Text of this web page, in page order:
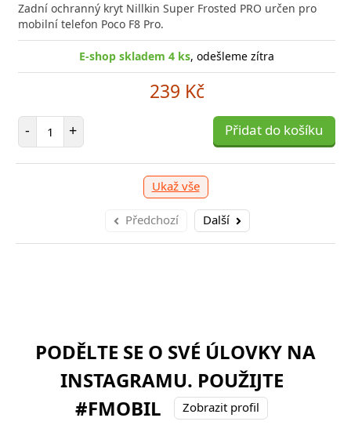
Zadní ochranný kryt Nillkin Super Frosted PRO určen pro
mobilní telefon Poco F8 Pro.
E-shop skladem 4 ks, odešleme zítra
239 Kč
- Počet položek
+ Přidat do košíku
Ukaž vše
Předchozí Další
Audio Combo 3v1 JEDNO balení, TŘI produkty
zvuková výbava pro
Přidat do košíku
PODĚLTE SE O SVÉ ÚLOVKY NA
INSTAGRAMU. POUŽIJTE
#FMOBIL
Zobrazit profil